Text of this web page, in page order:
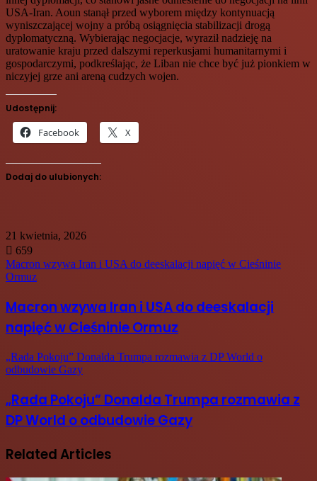
USA-Iran. Aoun stanął przed wyborem między kontynuacją
wyniszczającej wojny a próbą osiągnięcia stabilizacji drogą
dyplomatyczną. Wybierając negocjacje, wyraził nadzieję na
uratowanie kraju przed dalszymi reperkusjami humanitarnymi i
gospodarczymi, podkreślając, że Liban nie chce być już pionkiem w
niczyjej grze ani areną cudzych wojen.
Udostępnij:
Facebook X
Dodaj do ulubionych:
21 kwietnia, 2026
659
Macron wzywa Iran i USA do deeskalacji napięć w Cieśninie
Ormuz
Macron wzywa Iran i USA do deeskalacji
napięć w Cieśninie Ormuz
„Rada Pokoju” Donalda Trumpa rozmawia z DP World o
odbudowie Gazy
„Rada Pokoju” Donalda Trumpa rozmawia z
DP World o odbudowie Gazy
Related Articles